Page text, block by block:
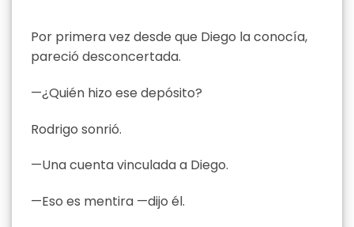
Por primera vez desde que Diego la conocía,
pareció desconcertada.
—¿Quién hizo ese depósito?
Rodrigo sonrió.
—Una cuenta vinculada a Diego.
—Eso es mentira —dijo él.